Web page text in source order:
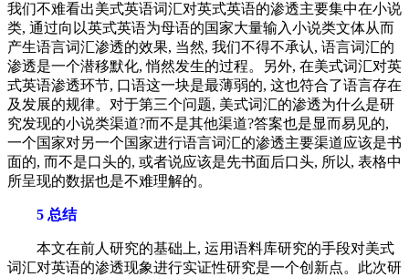
我们不难看出美式英语词汇对英式英语的渗透主要集中在小说
类, 通过向以英式英语为母语的国家大量输入小说类文体从而
产生语言词汇渗透的效果, 当然, 我们不得不承认, 语言词汇的
渗透是一个潜移默化, 悄然发生的过程。另外, 在美式词汇对英
式英语渗透环节, 口语这一块是最薄弱的, 这也符合了语言存在
及发展的规律。对于第三个问题, 美式词汇的渗透为什么是研
究发现的小说类渠道?而不是其他渠道?答案也是显而易见的,
一个国家对另一个国家进行语言词汇的渗透主要渠道应该是书
面的, 而不是口头的, 或者说应该是先书面后口头, 所以, 表格中
所呈现的数据也是不难理解的。
5 总结
本文在前人研究的基础上, 运用语料库研究的手段对美式
词汇对英语的渗透现象进行实证性研究是一个创新点。此次研